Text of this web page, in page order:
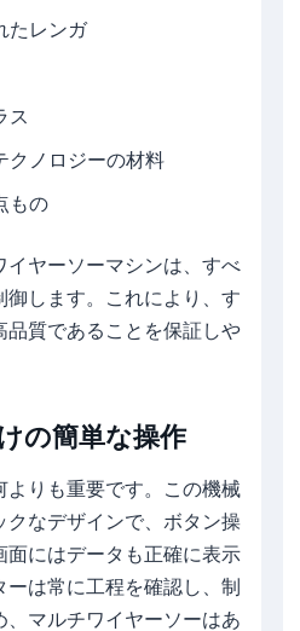
たレンガ
ス
クノロジーの材料
もの
イヤーソーマシンは、すべ
御します。これにより、す
品質であることを保証しや
の簡単な操作
よりも重要です。この機械
クなデザインで、ボタン操
面にはデータも正確に表示
は常に工程を確認し、制
、マルチワイヤーソーはあ